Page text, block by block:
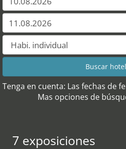
Tenga en cuenta: Las fechas de
Mas opciones de
7 exposiciones